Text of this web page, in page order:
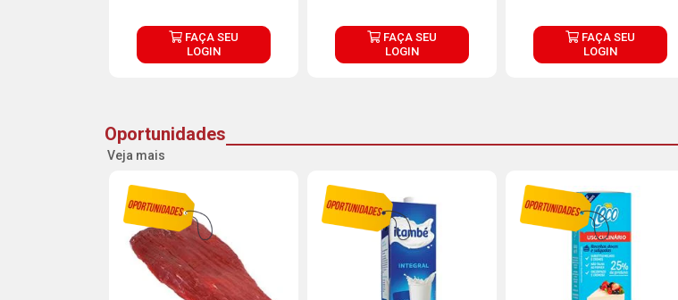
FAÇA SEU
LOGIN
FAÇA SEU
LOGIN
FAÇA SEU
LOGIN
Oportunidades
Veja mais